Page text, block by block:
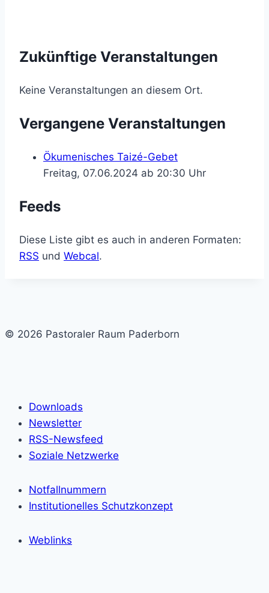
Zukünftige Veranstaltungen
Keine Veranstaltungen an diesem Ort.
Vergangene Veranstaltungen
Ökumenisches Taizé-Gebet
Freitag, 07.06.2024 ab 20:30 Uhr
Feeds
Diese Liste gibt es auch in anderen Formaten:
RSS und Webcal.
© 2026 Pastoraler Raum Paderborn
Downloads
Newsletter
RSS-Newsfeed
Soziale Netzwerke
Notfallnummern
Institutionelles Schutzkonzept
Weblinks